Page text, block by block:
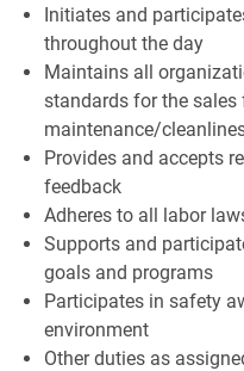
Initiates and
throughout the day
Maintains all
standards for the
maintenance/
Provides and accepts
feedback
Adheres to all labor
Supports and
goals and programs
Participates in safety
environment
Other duties as